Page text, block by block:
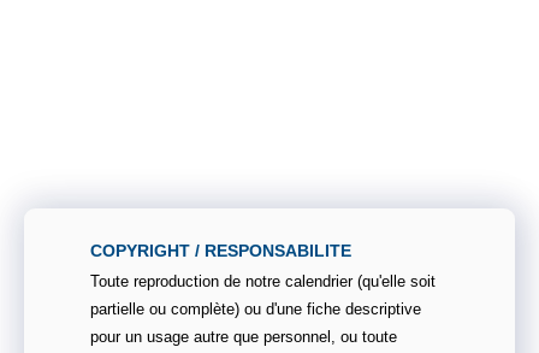
COPYRIGHT / RESPONSABILITE
Toute reproduction de notre calendrier (qu'elle soit
partielle ou complète) ou d'une fiche descriptive
pour un usage autre que personnel, ou toute